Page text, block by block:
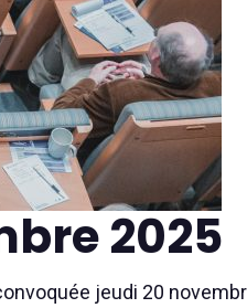
2025
jeudi 20